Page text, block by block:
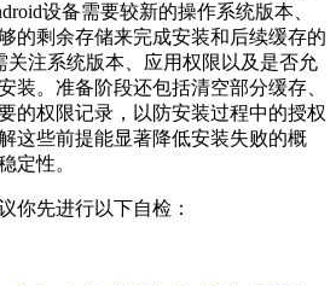
设备需要较新的操作系统版本、
的剩余存储来完成安装和后续缓存的
关注系统版本、应用权限以及是否允
装。准备阶段还包括清空部分缓存、
的权限记录，以防安装过程中的授权
这些前提能显著降低安装失败的概
定性。
你先进行以下自检：